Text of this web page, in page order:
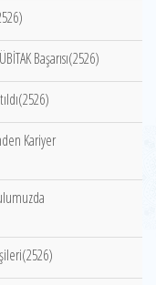
Başarısı(2526)
Kariyer